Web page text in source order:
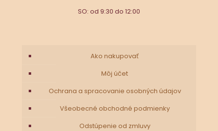
SO: od 9:30 do 12:00
Ako nakupovať
Môj účet
Ochrana a spracovanie osobných údajov
Všeobecné obchodné podmienky
Odstúpenie od zmluvy